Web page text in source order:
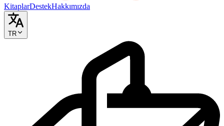
KitaplarDestekHakkımızda
TR